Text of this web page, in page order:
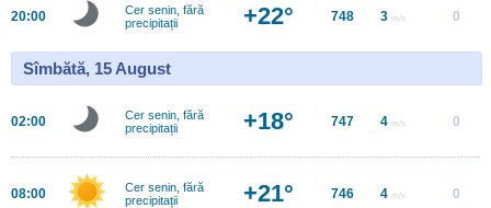
20:00
Cer senin, fără
precipitații
+22° 748 3 m/s 0
Sîmbătă, 15 August
02:00
Cer senin, fără
precipitații
+18° 747 4 m/s 0
08:00
Cer senin, fără
precipitații
+21° 746 4 m/s 0